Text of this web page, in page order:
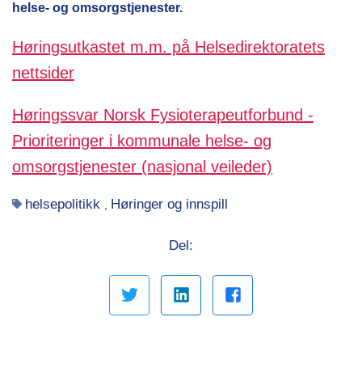
helse- og omsorgstjenester.
Høringsutkastet m.m. på Helsedirektoratets
nettsider
Høringssvar Norsk Fysioterapeutforbund -
Prioriteringer i kommunale helse- og
omsorgstjenester (nasjonal veileder)
helsepolitikk Høringer og innspill
Del: